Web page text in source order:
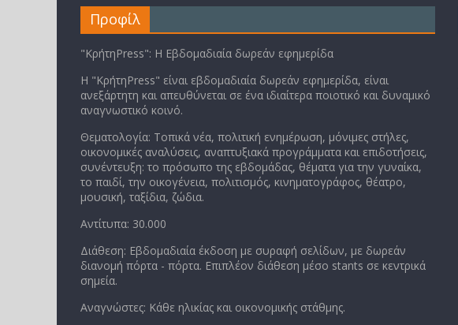
Προφίλ
"ΚρήτηPress": Η Εβδομαδιαία δωρεάν εφημερίδα
Η "ΚρήτηPress" είναι εβδομαδιαία δωρεάν εφημερίδα, είναι
ανεξάρτητη και απευθύνεται σε ένα ιδιαίτερα ποιοτικό και δυναμικό
αναγνωστικό κοινό.
Θεματολογία: Τοπικά νέα, πολιτική ενημέρωση, μόνιμες στήλες,
οικονομικές αναλύσεις, αναπτυξιακά προγράμματα και επιδοτήσεις,
συνέντευξη: το πρόσωπο της εβδομάδας, θέματα για την γυναίκα,
το παιδί, την οικογένεια, πολιτισμός, κινηματογράφος, θέατρο,
μουσική, ταξίδια, ζώδια.
Αντίτυπα: 30.000
Διάθεση: Εβδομαδιαία έκδοση με συραφή σελίδων, με δωρεάν
διανομή πόρτα - πόρτα. Επιπλέον διάθεση μέσο stants σε κεντρικά
σημεία.
Αναγνώστες: Κάθε ηλικίας και οικονομικής στάθμης.